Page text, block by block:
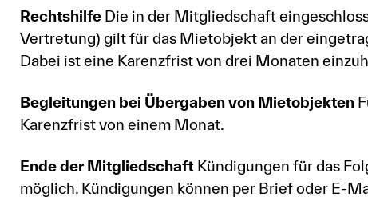
Rechtshilfe Die in der Mitgliedschaft
Vertretung) gilt für das Mietobjekt an der
Dabei ist eine Karenzfrist von drei Monaten
Begleitungen bei Übergaben von Mietobjekten
Karenzfrist von einem Monat.
Ende der Mitgliedschaft Kündigungen für das
möglich. Kündigungen können per Brief oder E-